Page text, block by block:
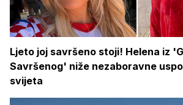
Ljeto joj savršeno stoji! Helena iz
Savršenog' niže nezaboravne
svijeta